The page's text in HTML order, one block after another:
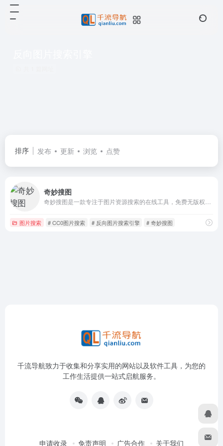
排序 发布 更新 浏览 点赞
奇妙搜图
图片搜索 # CC0图片搜索 # 反向图片搜索引擎 # 奇妙搜图
千流导航致力于收集和分享实用的网站以及软件工具，为您的
工作生活提供一站式启航服务。
申请收录 免责声明 广告合作 关于我们